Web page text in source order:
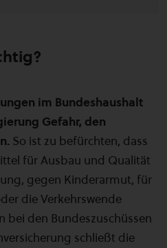
im Bundeshaushalt
Gefahr, den
So ist zu befürchten, dass
für Ausbau und Qualität
gegen Kinderarmut, für
die Verkehrswende
den Bundeszuschüssen
schließt die